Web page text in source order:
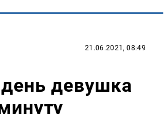
21.06.2021, 08:49
девушка